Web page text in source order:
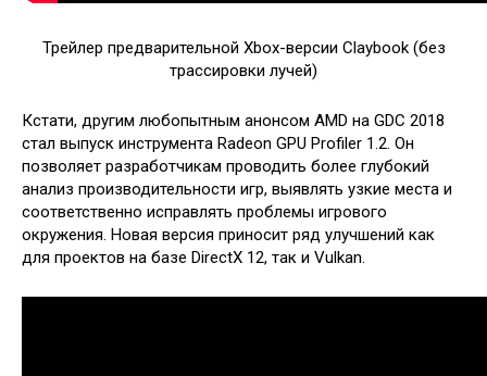
Трейлер предварительной Xbox-версии Claybook (без
трассировки лучей)
Кстати, другим любопытным анонсом AMD на GDC 2018
стал выпуск инструмента Radeon GPU Profiler 1.2. Он
позволяет разработчикам проводить более глубокий
анализ производительности игр, выявлять узкие места и
соответственно исправлять проблемы игрового
окружения. Новая версия приносит ряд улучшений как
для проектов на базе DirectX 12, так и Vulkan.